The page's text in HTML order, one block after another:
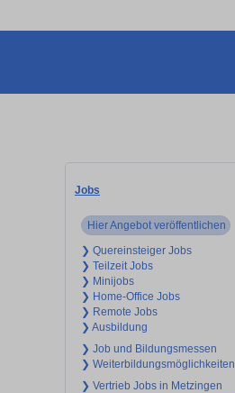
Jobs
Hier Angebot veröffentlichen
❯ Quereinsteiger Jobs
❯ Teilzeit Jobs
❯ Minijobs
❯ Home-Office Jobs
❯ Remote Jobs
❯ Ausbildung
❯ Job und Bildungsmessen
❯ Weiterbildungsmöglichkeiten
❯ Vertrieb Jobs in Metzingen